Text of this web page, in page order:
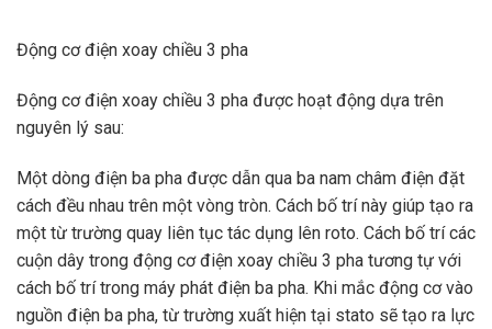
Động cơ điện xoay chiều 3 pha
Động cơ điện xoay chiều 3 pha được hoạt động dựa trên
nguyên lý sau:
Một dòng điện ba pha được dẫn qua ba nam châm điện đặt
cách đều nhau trên một vòng tròn. Cách bố trí này giúp tạo ra
một từ trường quay liên tục tác dụng lên roto. Cách bố trí các
cuộn dây trong động cơ điện xoay chiều 3 pha tương tự với
cách bố trí trong máy phát điện ba pha. Khi mắc động cơ vào
nguồn điện ba pha, từ trường xuất hiện tại stato sẽ tạo ra lực